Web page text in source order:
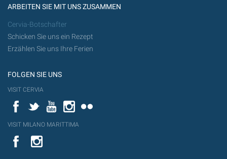
ARBEITEN SIE MIT UNS ZUSAMMEN
Cervia-Botschafter
Schicken Sie uns ein Rezept
Erzählen Sie uns Ihre Ferien
FOLGEN SIE UNS
VISIT CERVIA
FacebookTwitterYouTubeInstagram
VISIT MILANO MARITTIMA
YouTube